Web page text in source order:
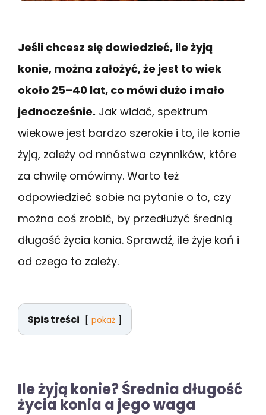
Jeśli chcesz się dowiedzieć, ile żyją
konie, można założyć, że jest to wiek
około 25–40 lat, co mówi dużo i mało
jednocześnie. Jak widać, spektrum
wiekowe jest bardzo szerokie i to, ile konie
żyją, zależy od mnóstwa czynników, które
za chwilę omówimy. Warto też
odpowiedzieć sobie na pytanie o to, czy
można coś zrobić, by przedłużyć średnią
długość życia konia. Sprawdź, ile żyje koń i
od czego to zależy.
Spis treści pokaż
Ile żyją konie? Średnia długość
życia konia a jego waga